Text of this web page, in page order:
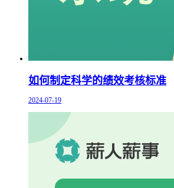
如何制定科学的绩效考核标准
2024-07-19